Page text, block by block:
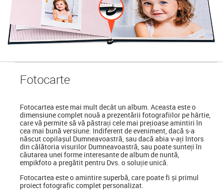
Fotocarte
Fotocartea este mai mult decât un album. Aceasta este o
dimensiune complet nouă a prezentării fotografiilor pe hârtie,
care vă permite să vă păstrați cele mai prețioase amintiri în
cea mai bună versiune. Indiferent de eveniment, dacă s-a
născut copilașul Dumneavoastră, sau dacă abia v-ați întors
din călătoria visurilor Dumneavoastră, sau poate sunteți în
căutarea unei forme interesante de album de nuntă,
empikfoto a pregătit pentru Dvs. o soluție unică.
Fotocartea este o amintire superbă, care poate fi și primul
proiect fotografic complet personalizat.